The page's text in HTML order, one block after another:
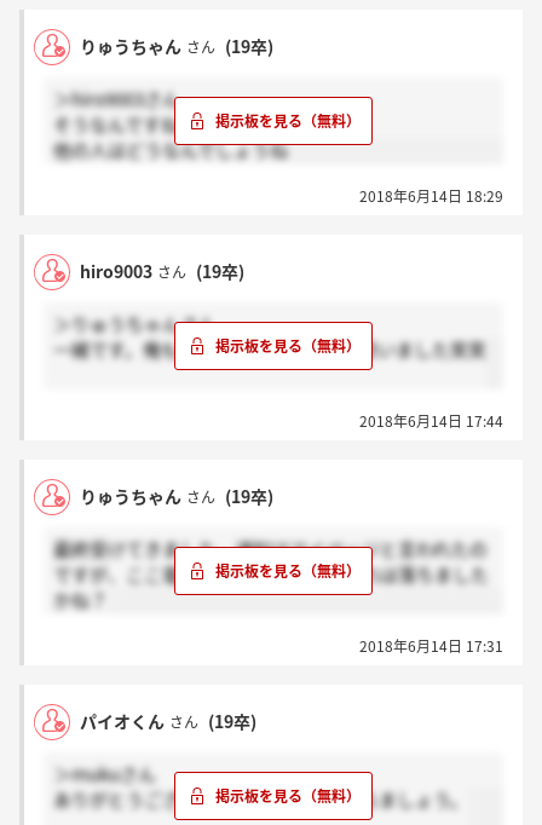
りゅうちゃん さん (19卒)
＞hiro9003さん
そうなんですね 笑
他の人はどうなんでしょうね
2018年6月14日 18:29
hiro9003 さん (19卒)
＞りゅうちゃんさん
一緒です。俺も落ちたフラグかなって思いました笑笑
2018年6月14日 17:44
りゅうちゃん さん (19卒)
最終受けてきました。通知はマイページと言われたの
ですが、ここ電話で来ますよね、、これは落ちました
かね？
2018年6月14日 17:31
パイオくん さん (19卒)
＞mukuさん
ありがとうございます。良い連絡を待ちましょう。